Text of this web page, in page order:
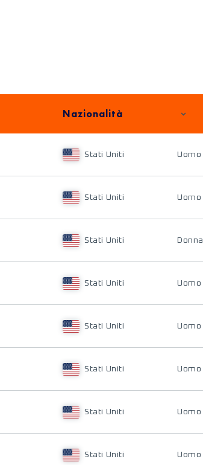
Nazionalità
Stati Uniti Uomo
Stati Uniti Uomo
Stati Uniti Donna
Stati Uniti Uomo
Stati Uniti Uomo
Stati Uniti Uomo
Stati Uniti Uomo
Stati Uniti Uomo